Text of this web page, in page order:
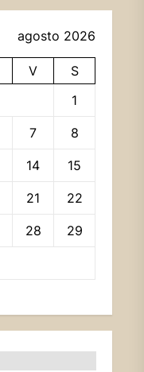
agosto 2026
V
S
1
7 8
14 15
21 22
28 29